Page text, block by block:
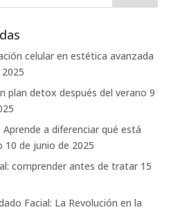
celular en estética avanzada
plan detox después del verano 9
a diferenciar qué está
10 de junio de 2025
comprender antes de tratar 15
Facial: La Revolución en la